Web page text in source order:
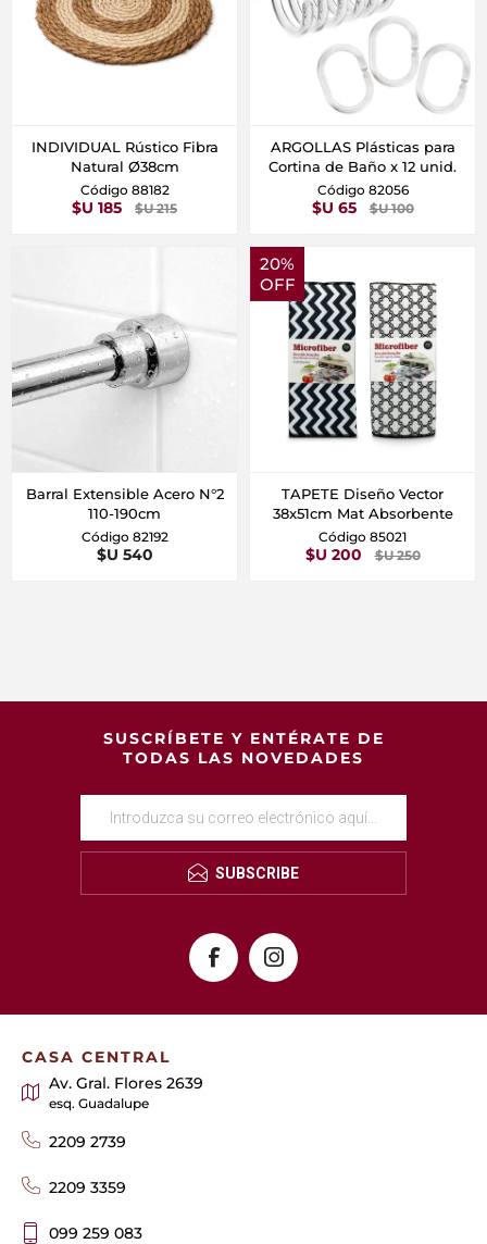
INDIVIDUAL Rústico Fibra
Natural Ø38cm
Código 88182
$U 185 $U 215
ARGOLLAS Plásticas para
Cortina de Baño x 12 unid.
Código 82056
$U 65 $U 100
Barral Extensible Acero N°2
110-190cm
Código 82192
$U 540
20%
OFF
TAPETE Diseño Vector
38x51cm Mat Absorbente
Código 85021
$U 200 $U 250
SUSCRÍBETE Y ENTÉRATE DE
TODAS LAS NOVEDADES
SUBSCRIBE
CASA CENTRAL
Av. Gral. Flores 2639
esq. Guadalupe
2209 2739
2209 3359
099 259 083